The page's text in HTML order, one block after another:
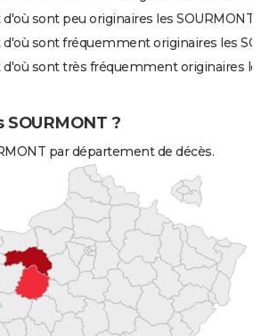
sont peu originaires les SOURMONT
sont fréquemment originaires les
sont très fréquemment originaires
?
par département de décès.